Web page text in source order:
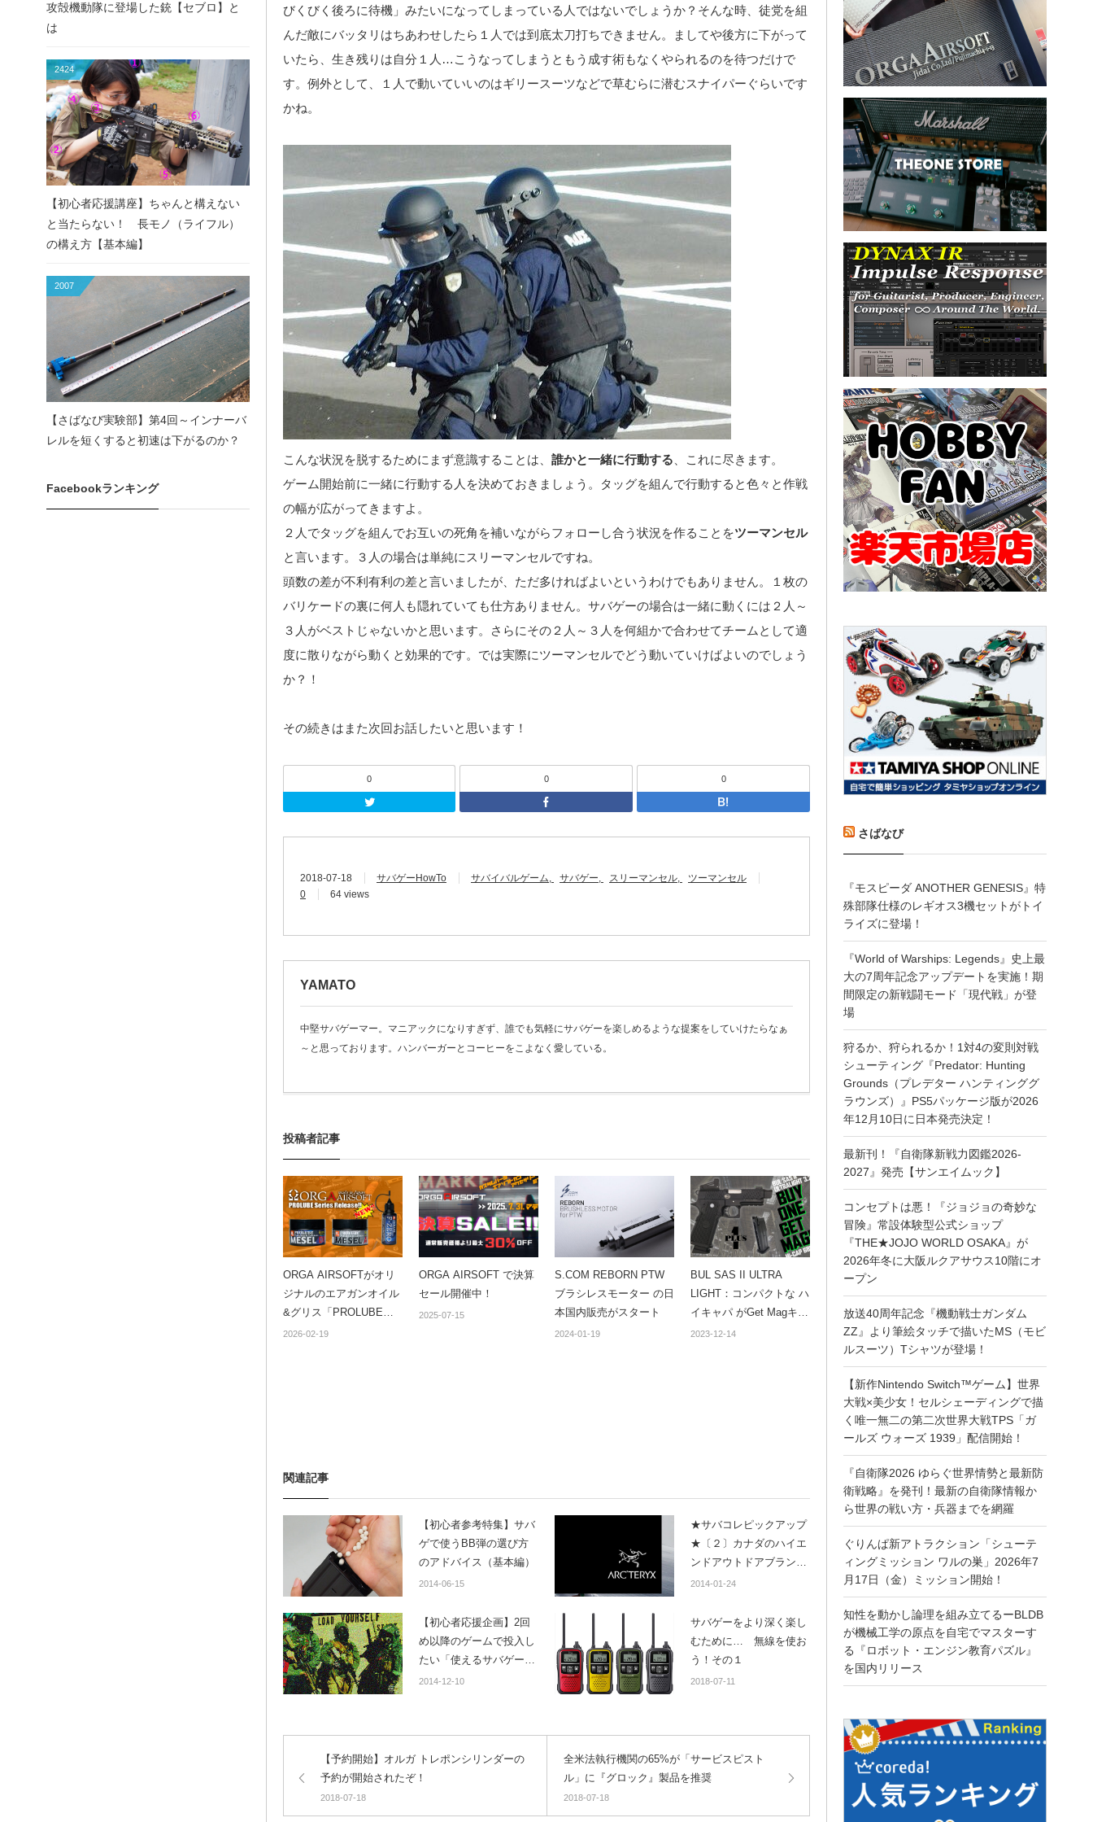
びくびく後ろに待機」みたいになってしまっている人ではないでしょうか？そんな時、徒党を組
んだ敵にバッタリはちあわせしたら１人では到底太刀打ちできません。ましてや後方に下がって
いたら、生き残りは自分１人…こうなってしまうともう成す術もなくやられるのを待つだけで
す。例外として、１人で動いていいのはギリースーツなどで草むらに潜むスナイパーぐらいです
かね。
こんな状況を脱するためにまず意識することは、 誰かと一緒に行動する 、これに尽きます。
ゲーム開始前に一緒に行動する人を決めておきましょう。タッグを組んで行動すると色々と作戦
の幅が広がってきますよ。
２人でタッグを組んでお互いの死角を補いながらフォローし合う状況を作ることをツーマンセル
と言います。３人の場合は単純にスリーマンセルですね。
頭数の差が不利有利の差と言いましたが、ただ多ければよいというわけでもありません。１枚の
バリケードの裏に何人も隠れていても仕方ありません。サバゲーの場合は一緒に動くには２人～
３人がベストじゃないかと思います。さらにその２人～３人を何組かで合わせてチームとして適
度に散りながら動くと効果的です。では実際にツーマンセルでどう動いていけばよいのでしょう
か？！
その続きはまた次回お話したいと思います！
0
Twitter
0
Facebook
0
2018-07-18 サバゲーHowTo サバイバルゲーム サバゲー スリーマンセル
ツーマンセル
0
64 views
YAMATO
中堅サバゲーマー。マニアックになりすぎず、誰でも気軽にサバゲーを楽しめるような提案をしていけたらなぁ
～と思っております。ハンバーガーとコーヒーをこよなく愛している。
投稿者記事
ORGA AIRSOFTがオリ
ジナルのエアガンオイル
&グリス「PROLUBE」
を新発売！
2026-02-19
ORGA AIRSOFT で決算
セール開催中！
2025-07-15
S.COM REBORN PTW
ブラシレスモーター の日
本国内販売がスタート
2024-01-19
BUL SAS II ULTRA
LIGHT：コンパクトな ハ
イキャパ がGet Magキャ
ンペーン中
2023-12-14
関連記事
【初心者参考特集】サバ
ゲで使うBB弾の選び方
のアドバイス（基本編）
2014-06-15
★サバコレピックアップ
★〔２〕カナダのハイエ
ンドアウトドアブランド
Arc’teryxLEAF！！メイ
ィールドとストリートの
ファッションリーダーに
なれる……はずww
2014-01-24
【初心者応援企画】2回
め以降のゲームで投入し
たい「使えるサバゲーグ
ッズ」はこれだ！
2014-12-10
サバゲーをより深く楽し
むために… 無線を使お
う！その１
2018-07-11
【予約開始】オルガ トレポンシリンダーの
予約が開始されたぞ！
2018-07-18
全米法執行機関の65%が「サービスピスト
ル」に『グロック』製品を推奨
2018-07-18
攻殻機動隊に登場した銃【セブロ】と
は
2424
【初心者応援講座】ちゃんと構えない
と当たらない！ 長モノ（ライフル）
の構え方【基本編】
2007
【さばなび実験部】第4回～インナーバ
レルを短くすると初速は下がるのか？
Facebookランキング
さばなび
『モスピーダ ANOTHER GENESIS』特
殊部隊仕様のレギオス3機セットがトイ
ライズに登場！
『World of Warships: Legends』史上最
大の7周年記念アップデートを実施！期
間限定の新戦闘モード「現代戦」が登
場
狩るか、狩られるか！1対4の変則対戦
シューティング『Predator: Hunting
Grounds（プレデター ハンティンググ
ラウンズ）』PS5パッケージ版が2026
年12月10日に日本発売決定！
最新刊！『自衛隊新戦力図鑑2026-
2027』発売【サンエイムック】
コンセプトは悪！『ジョジョの奇妙な
冒険』常設体験型公式ショップ
『THE★JOJO WORLD OSAKA』が
2026年冬に大阪ルクアサウス10階にオ
ープン
放送40周年記念『機動戦士ガンダム
ZZ』より筆絵タッチで描いたMS（モビ
ルスーツ）Tシャツが登場！
【新作Nintendo Switch™ゲーム】世界
大戦×美少女！セルシェーディングで描
く唯一無二の第二次世界大戦TPS「ガ
ールズ ウォーズ 1939」配信開始！
『自衛隊2026 ゆらぐ世界情勢と最新防
衛戦略』を発刊！最新の自衛隊情報か
ら世界の戦い方・兵器までを網羅
ぐりんぱ新アトラクション「シューテ
ィングミッション ワルの巣」2026年7
月17日（金）ミッション開始！
知性を動かし論理を組み立てるーBLDB
が機械工学の原点を自宅でマスターす
る『ロボット・エンジン教育パズル』
を国内リリース